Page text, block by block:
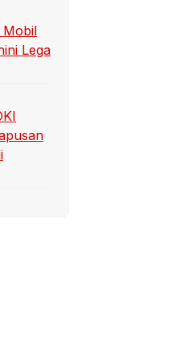
Mobil
Lega